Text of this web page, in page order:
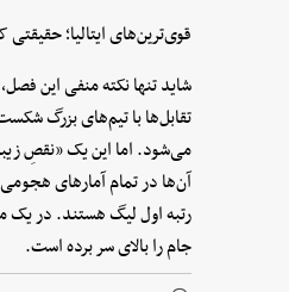
قوی‌ترین‌های ایتالیا؛
شاید تنها نکته منفی این
تقابل‌ها با تیم‌های بزرگ
آن‌ها در تمام آمارهای
جام را بالای سر برده است.